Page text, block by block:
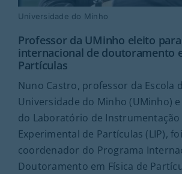
Universidade do Minho
Professor da UMinho eleito
internacional de doutoramento
Partículas
Nuno Castro, professor da Escola
Universidade do Minho (UMinho)
do Laboratório de Instrumentação
Experimental de Partículas (LIP),
coordenador do Programa
Doutoramento em Física de